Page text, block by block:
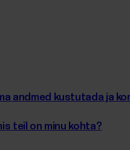
andmed kustutada ja
teil on minu kohta?